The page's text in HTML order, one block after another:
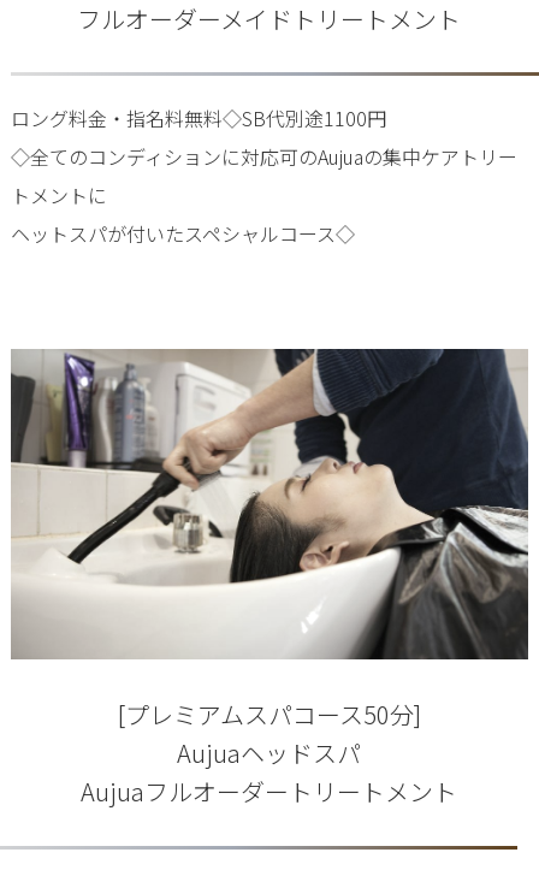
フルオーダーメイドトリートメント
ロング料金・指名料無料◇SB代別途1100円
◇全てのコンディションに対応可のAujuaの集中ケアトリー
トメントに
ヘットスパが付いたスペシャルコース◇
[プレミアムスパコース50分]
Aujuaヘッドスパ
Aujuaフルオーダートリートメント